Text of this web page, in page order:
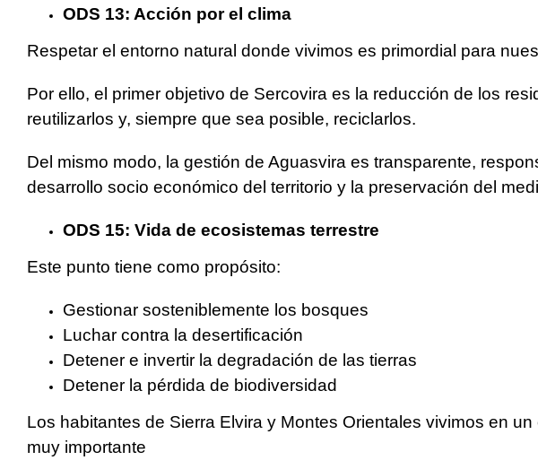
ODS 13: Acción por el clima
Respetar el entorno natural donde vivimos es primordial para
Por ello, el primer objetivo de Sercovira es la reducción de los
reutilizarlos y, siempre que sea posible, reciclarlos.
Del mismo modo, la gestión de Aguasvira es transparente,
desarrollo socio económico del territorio y la preservación del
ODS 15: Vida de ecosistemas terrestre
Este punto tiene como propósito:
Gestionar sosteniblemente los bosques
Luchar contra la desertificación
Detener e invertir la degradación de las tierras
Detener la pérdida de biodiversidad
Los habitantes de Sierra Elvira y Montes Orientales vivimos en
muy importante